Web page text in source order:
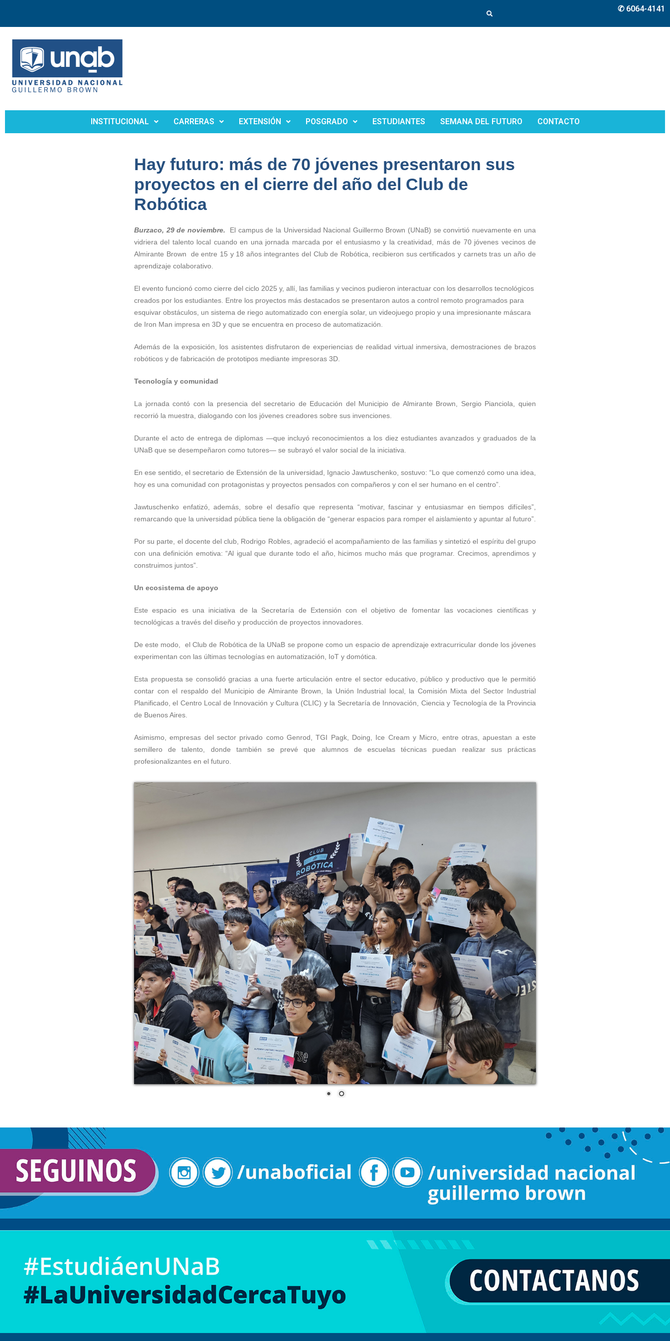
✆ 6064-4141
INSTITUCIONAL CARRERAS EXTENSIÓN POSGRADO ESTUDIANTES SEMANA DEL FUTURO CONTACTO
Hay futuro: más de 70 jóvenes presentaron sus
proyectos en el cierre del año del Club de
Robótica
Burzaco, 29 de noviembre.
El campus de la Universidad Nacional Guillermo Brown (UNaB) se convirtió nuevamente en una
vidriera del talento local cuando en una jornada marcada por el entusiasmo y la creatividad, más de 70 jóvenes vecinos de
Almirante Brown de entre 15 y 18 años integrantes del Club de Robótica, recibieron sus certificados y carnets tras un año de
aprendizaje colaborativo.
El evento funcionó como cierre del ciclo 2025 y, allí, las familias y vecinos pudieron interactuar con los desarrollos tecnológicos
creados por los estudiantes. Entre los proyectos más destacados se presentaron autos a control remoto programados para
esquivar obstáculos, un sistema de riego automatizado con energía solar, un videojuego propio y una impresionante máscara
de Iron Man impresa en 3D y que se encuentra en proceso de automatización.
Además de la exposición, los asistentes disfrutaron de experiencias de realidad virtual inmersiva, demostraciones de brazos
robóticos y de fabricación de prototipos mediante impresoras 3D.
Tecnología y comunidad
La jornada contó con la presencia del secretario de Educación del Municipio de Almirante Brown, Sergio Pianciola, quien
recorrió la muestra, dialogando con los jóvenes creadores sobre sus invenciones.
Durante el acto de entrega de diplomas —que incluyó reconocimientos a los diez estudiantes avanzados y graduados de la
UNaB que se desempeñaron como tutores— se subrayó el valor social de la iniciativa.
En ese sentido, el secretario de Extensión de la universidad, Ignacio Jawtuschenko, sostuvo: “Lo que comenzó como una idea,
hoy es una comunidad con protagonistas y proyectos pensados con compañeros y con el ser humano en el centro”.
Jawtuschenko enfatizó, además, sobre el desafío que representa “motivar, fascinar y entusiasmar en tiempos difíciles”,
remarcando que la universidad pública tiene la obligación de “generar espacios para romper el aislamiento y apuntar al futuro”.
Por su parte, el docente del club, Rodrigo Robles, agradeció el acompañamiento de las familias y sintetizó el espíritu del grupo
con una definición emotiva: “Al igual que durante todo el año, hicimos mucho más que programar. Crecimos, aprendimos y
construimos juntos”.
Un ecosistema de apoyo
Este espacio es una iniciativa de la Secretaría de Extensión con el objetivo de fomentar las vocaciones científicas y
tecnológicas a través del diseño y producción de proyectos innovadores.
De este modo, el Club de Robótica de la UNaB se propone como un espacio de aprendizaje extracurricular donde los jóvenes
experimentan con las últimas tecnologías en automatización, IoT y domótica.
Esta propuesta se consolidó gracias a una fuerte articulación entre el sector educativo, público y productivo que le permitió
contar con el respaldo del Municipio de Almirante Brown, la Unión Industrial local, la Comisión Mixta del Sector Industrial
Planificado, el Centro Local de Innovación y Cultura (CLIC) y la Secretaría de Innovación, Ciencia y Tecnología de la Provincia
de Buenos Aires.
Asimismo, empresas del sector privado como Genrod, TGI Pagk, Doing, Ice Cream y Micro, entre otras, apuestan a este
semillero de talento, donde también se prevé que alumnos de escuelas técnicas puedan realizar sus prácticas
profesionalizantes en el futuro.